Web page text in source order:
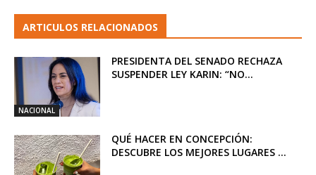
ARTICULOS RELACIONADOS
NACIONAL
PRESIDENTA DEL SENADO RECHAZA
SUSPENDER LEY KARIN: “NO...
QUÉ HACER EN CONCEPCIÓN:
DESCUBRE LOS MEJORES LUGARES ...